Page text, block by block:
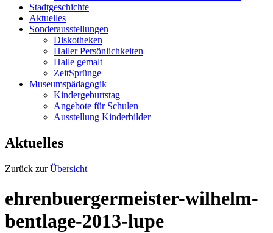
Stadtgeschichte
Aktuelles
Sonderausstellungen
Diskotheken
Haller Persönlichkeiten
Halle gemalt
ZeitSprünge
Museumspädagogik
Kindergeburtstag
Angebote für Schulen
Ausstellung Kinderbilder
Aktuelles
Zurück zurÜbersicht
ehrenbuergermeister-wilhelm-
bentlage-2013-lupe